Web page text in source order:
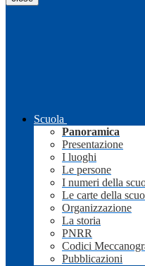
Scuola
Panoramica
Presentazione
I luoghi
Le persone
I numeri della
Le carte della
Organizzazione
La storia
PNRR
Codici
Pubblicazioni